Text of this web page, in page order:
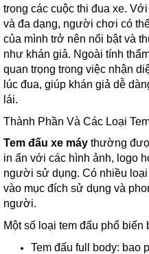
trong các cuộc thi đua xe.
và đa dạng, người chơi có
của mình trở nên nổi bật và
như khán giả. Ngoài tính
quan trọng trong việc nhận
lúc đua, giúp khán giả dễ
lái.
Thành Phần Và Các Loại
Tem đấu xe máy thường
in ấn với các hình ảnh, logo
người sử dụng. Có nhiều
vào mục đích sử dụng và
người.
Một số loại tem đấu phổ biến
Tem đấu full body: bao